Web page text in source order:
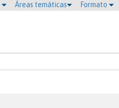
Áreas temáticas Formato